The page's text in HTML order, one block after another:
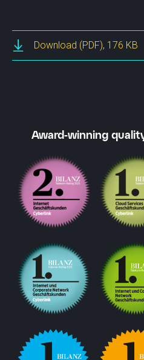
Download (PDF), 176 KB
Award-winning